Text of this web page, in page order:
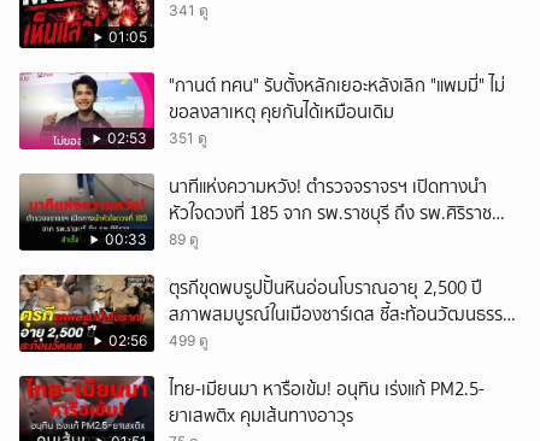
01:05
341 ดู
02:53
"กานต์ ทศน" รับตั้งหลักเยอะหลังเลิก "แพมมี่" ไม่
ขอลงสาเหตุ คุยกันได้เหมือนเดิม
351 ดู
00:33
นาทีแห่งความหวัง! ตำรวจจราจรฯ เปิดทางนำ
หัวใจดวงที่ 185 จาก รพ.ราชบุรี ถึง รพ.ศิริราช
สำเร็จใน 48 นาที
89 ดู
02:56
ตุรกีขุดพบรูปปั้นหินอ่อนโบราณอายุ 2,500 ปี
สภาพสมบูรณ์ในเมืองซาร์เดส ชี้สะท้อนวัฒนธรรม
ลิเดีย
499 ดู
ไทย-เมียนมา หารือเข้ม! อนุทิน เร่งแก้ PM2.5-
ยาเสwติx คุมเส้นทางอาวุs